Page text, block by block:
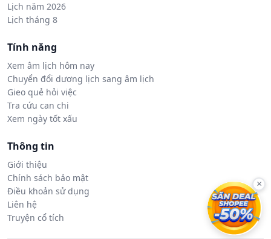
Lịch năm 2026
Lịch tháng 8
Tính năng
Xem âm lịch hôm nay
Chuyển đổi dương lịch sang âm lịch
Gieo quẻ hỏi việc
Tra cứu can chi
Xem ngày tốt xấu
Thông tin
Giới thiệu
Chính sách bảo mật
Điều khoản sử dụng
Liên hệ
Truyện cổ tích
×